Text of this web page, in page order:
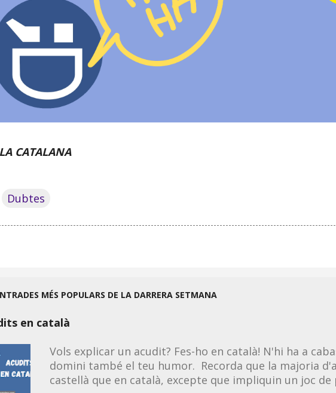
CATALANA
Dubtes
MÉS POPULARS DE LA DARRERA SETMANA
en català
Vols explicar un acudit? Fes-ho en català! N'hi ha a
domini també el teu humor. Recorda que la majoria
castellà que en català, excepte que impliquin un joc